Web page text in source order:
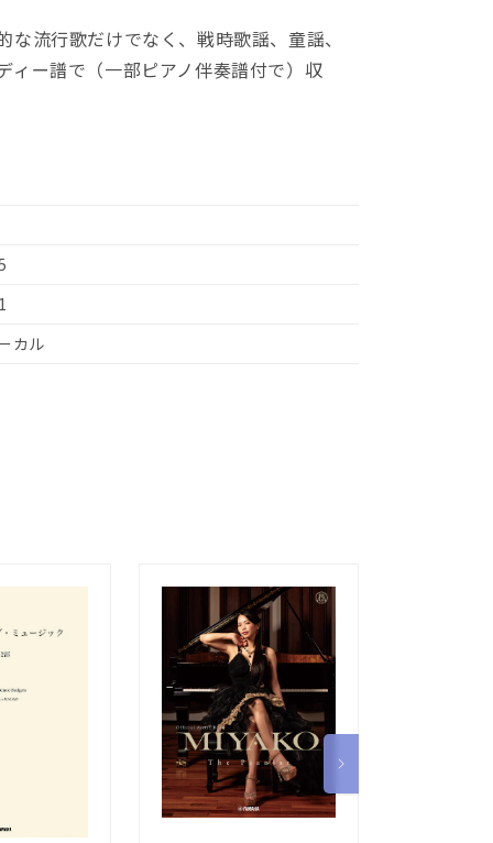
流行歌だけでなく、戦時歌謡、童謡、
ィー譜で（一部ピアノ伴奏譜付で）収
カル